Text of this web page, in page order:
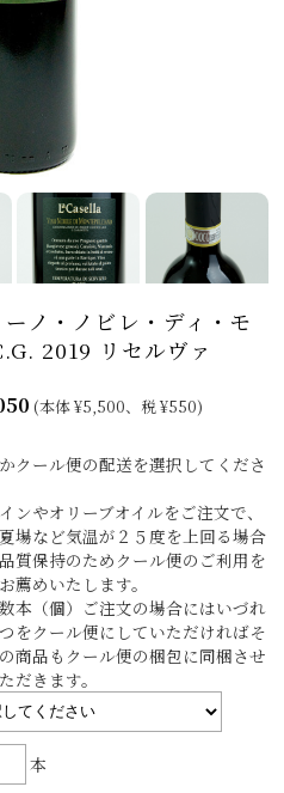
ノ・ノビレ・ディ・モ
2019 リセルヴァ
(本体 ¥5,500、税 ¥550)
クール便の配送を選択してくださ
ンやオリーブオイルをご注文で、
場など気温が２５度を上回る場合
質保持のためクール便のご利用を
薦めいたします。
本（個）ご注文の場合にはいづれ
をクール便にしていただければそ
商品もクール便の梱包に同梱させ
だきます。
本